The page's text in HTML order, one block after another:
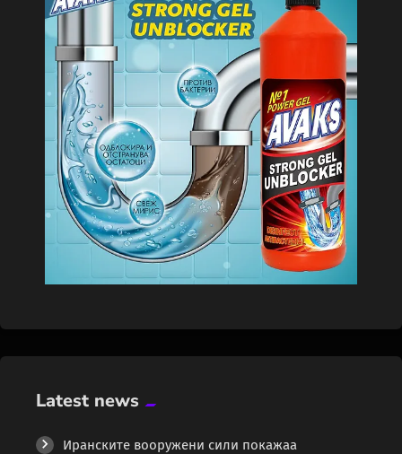
Latest news
Иранските вооружени сили покажаа